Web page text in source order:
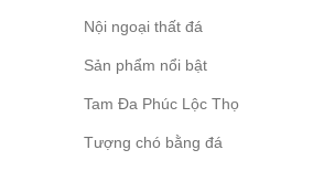
Nội ngoại thất đá
Sản phẩm nổi bật
Tam Đa Phúc Lộc Thọ
Tượng chó bằng đá